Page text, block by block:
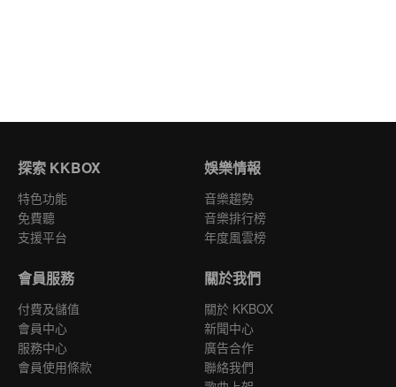
探索 KKBOX
特色功能
免費聽
支援平台
娛樂情報
音樂趨勢
音樂排行榜
年度風雲榜
會員服務
付費及儲值
會員中心
服務中心
會員使用條款
關於我們
關於 KKBOX
新聞中心
廣告合作
聯絡我們